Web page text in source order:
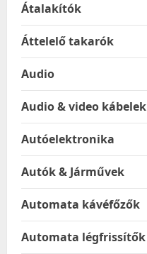
Átalakítók
Áttelelő takarók
Audio
Audio & video kábelek
Autóelektronika
Autók & Járművek
Automata kávéfőzők
Automata légfrissítők